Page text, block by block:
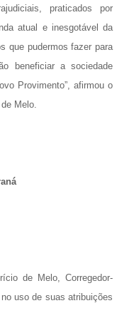
praticados por
atual e inesgotável da
que pudermos fazer para
beneficiar a sociedade
Provimento”, afirmou o
Melo.
de Melo, Corregedor-
uso de suas atribuições